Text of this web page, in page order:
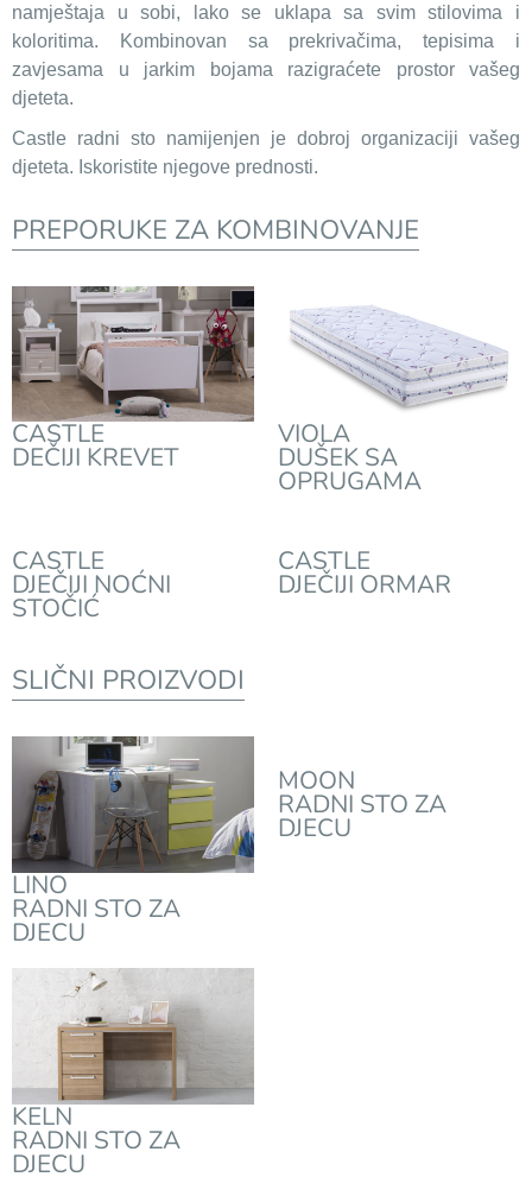
namještaja u sobi, lako se uklapa sa svim stilovima i
koloritima. Kombinovan sa prekrivačima, tepisima i
zavjesama u jarkim bojama razigraćete prostor vašeg
djeteta.
Castle radni sto namijenjen je dobroj organizaciji vašeg
djeteta. Iskoristite njegove prednosti.
PREPORUKE ZA KOMBINOVANJE
CASTLE
DEČIJI KREVET
VIOLA
DUŠEK SA
OPRUGAMA
CASTLE
DJEČIJI NOĆNI
STOČIĆ
CASTLE
DJEČIJI ORMAR
SLIČNI PROIZVODI
LINO
RADNI STO ZA
DJECU
MOON
RADNI STO ZA
DJECU
KELN
RADNI STO ZA
DJECU